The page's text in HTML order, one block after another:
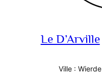
Le D’Arville
Ville : Wierde